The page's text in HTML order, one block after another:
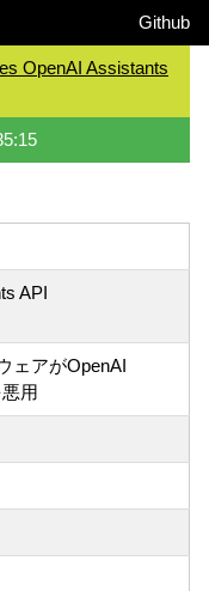
Github
OpenAI Assistants
API
ェアがOpenAI
用